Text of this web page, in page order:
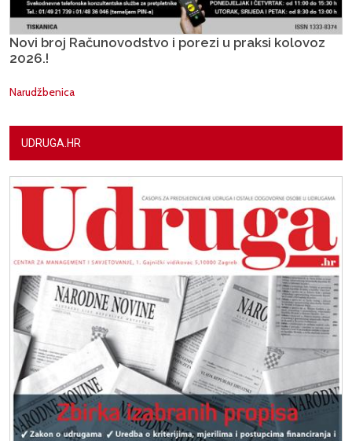
Novi broj Računovodstvo i porezi u praksi kolovoz
2026.!
Narudžbenica
UDRUGA.HR